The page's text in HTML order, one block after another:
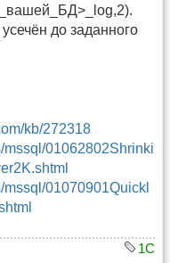
до заданного
kb/272318
mssql/01062802Shrinki
01070901Quickl
1C